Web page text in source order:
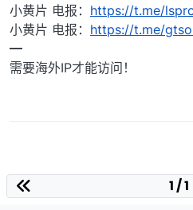
小黄片 电报： https://t.me/lsprc
小黄片 电报： https://t.me/
━
需要海外IP才能访问！
1 / 1